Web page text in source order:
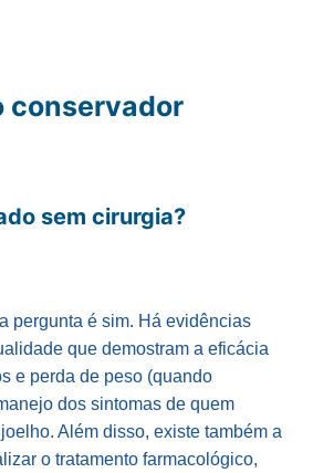
conservador
sem cirurgia?
pergunta é sim. Há evidências
que demostram a eficácia
e perda de peso (quando
dos sintomas de quem
Além disso, existe também a
o tratamento farmacológico,